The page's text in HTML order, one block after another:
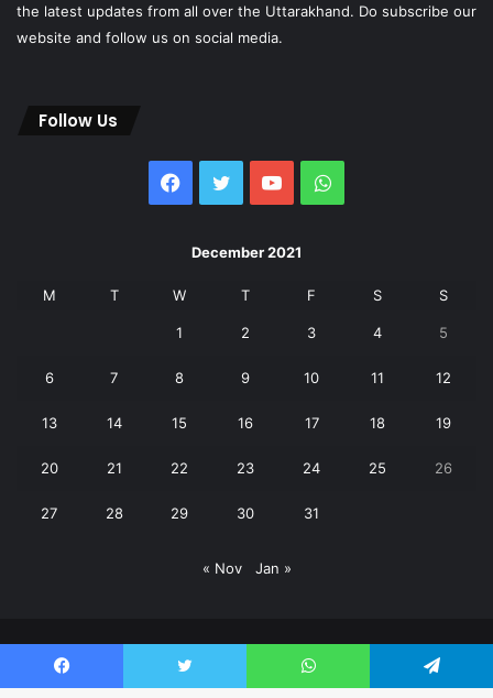
the latest updates from all over the Uttarakhand. Do subscribe our
website and follow us on social media.
Follow Us
Facebook
Twitter YouTubeWhatsApp
December 2021
M T W T F S S
1 2 3 4 5
6 7 8 9 10 11 12
13 14 15 16 17 18 19
20 21 22 23 24 25 26
27 28 29 30 31
« Nov Jan »
© Copyright 2026, All Rights Reserved | Janpaksh Times |
क्राइम
बड़ी खबर पर्यटन शिक्षा उत्तराखंड खेल वीडियो Contact Us
Facebook Twitter WhatsApp Telegram